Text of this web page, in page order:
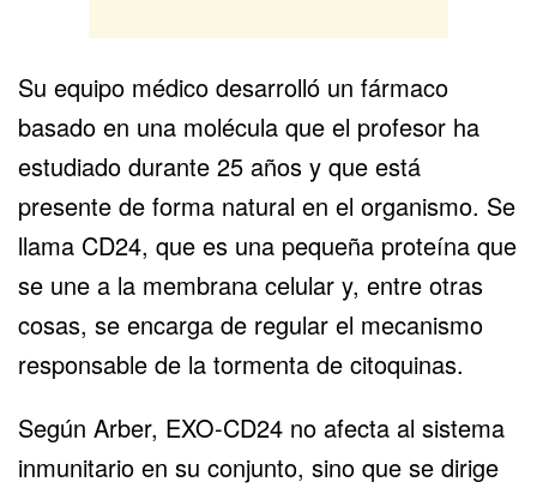
Su equipo médico desarrolló un fármaco
basado en una molécula que el profesor ha
estudiado durante 25 años y que está
presente de forma natural en el organismo. Se
llama CD24, que es una pequeña proteína que
se une a la membrana celular y, entre otras
cosas, se encarga de regular el mecanismo
responsable de la tormenta de citoquinas.
Según Arber, EXO-CD24 no afecta al sistema
inmunitario en su conjunto, sino que se dirige